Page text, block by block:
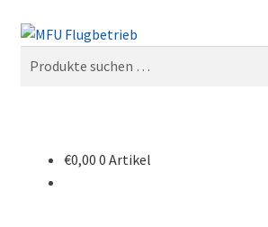
Zur
Zum
Suchen
€0,00 0 Artikel